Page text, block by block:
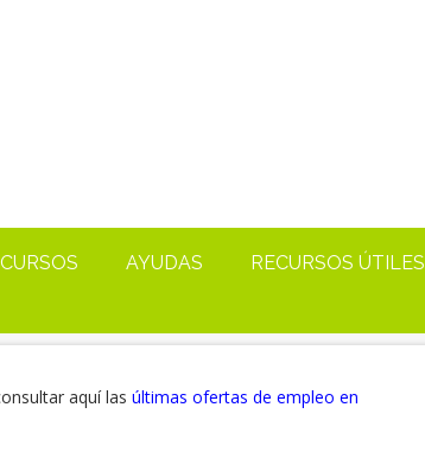
CURSOS AYUDAS RECURSOS ÚTILES
aquí las últimas ofertas de empleo en